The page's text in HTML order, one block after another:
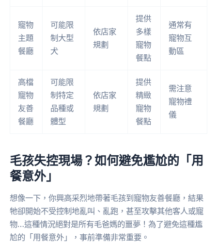
寵物
主題
餐廳
可能限
制大型
犬
依店家
規劃
提供
多樣
寵物
餐點
通常有
寵物互
動區
高檔
寵物
友善
餐廳
可能限
制特定
品種或
體型
依店家
規劃
提供
精緻
寵物
餐點
需注意
寵物禮
儀
毛孩失控現場？如何避免尷尬的「用
餐意外」
想像一下，你興高采烈地帶著毛孩到寵物友善餐廳，結果
牠卻開始不受控制地亂叫、亂跑，甚至攻擊其他客人或寵
物…這種情況絕對是所有毛爸媽的噩夢！為了避免這種尷
尬的「用餐意外」，事前準備非常重要。